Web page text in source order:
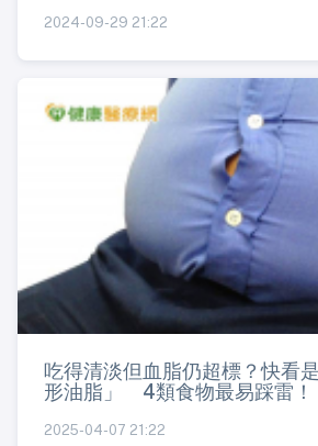
2024-09-29 21:22
吃得清淡但血脂仍超標？快看
形油脂」 4類食物最易踩雷！
2025-04-07 21:22